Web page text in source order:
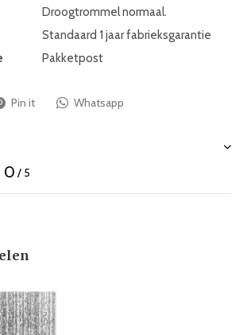
Droogtrommel normaal.
Standaard 1 jaar fabrieksgarantie
Pakketpost
Pin it Whatsapp
0 / 5